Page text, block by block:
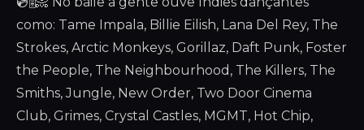
como: Tame Impala, Billie Eilish, Lana Del Rey, The
Strokes, Arctic Monkeys, Gorillaz, Daft Punk, Foster
the People, The Neighbourhood, The Killers, The
Smiths, Jungle, New Order, Two Door Cinema
Club, Grimes, Crystal Castles, MGMT, Hot Chip,